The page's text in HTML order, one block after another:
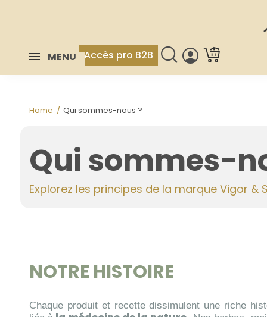
MENU Accès pro B2B
Home Qui sommes-nous ?
Qui sommes-
Explorez les principes de la marque Vigor &
NOTRE HISTOIRE
Chaque produit et recette dissimulent une riche